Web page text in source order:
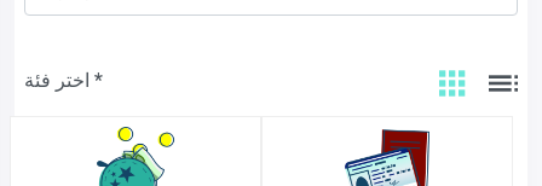
اختر فئة *